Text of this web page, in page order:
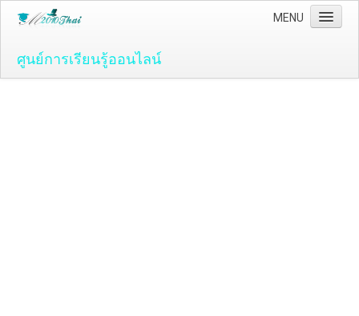
ศูนย์การเรียนรู้ออนไลน์
MENU